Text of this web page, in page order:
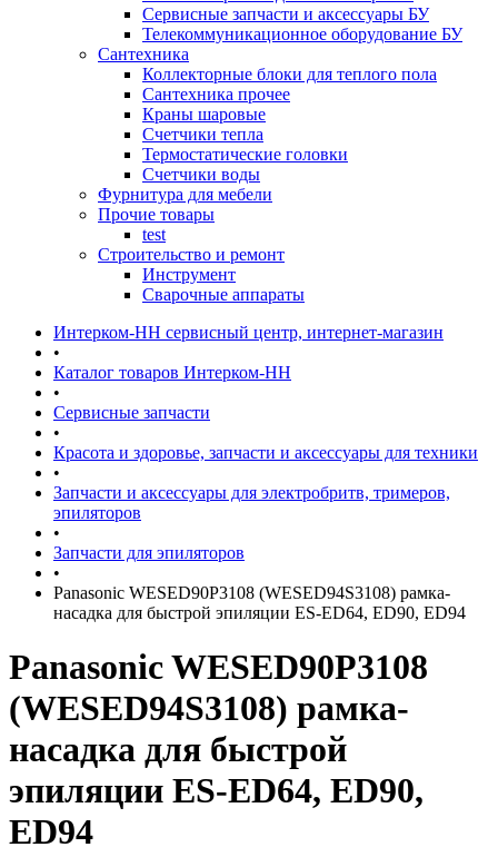
Сервисные запчасти и аксессуары БУ
Телекоммуникационное оборудование БУ
Сантехника
Коллекторные блоки для теплого пола
Сантехника прочее
Краны шаровые
Счетчики тепла
Термоcтатические головки
Счетчики воды
Фурнитура для мебели
Прочие товары
test
Строительство и ремонт
Инструмент
Сварочные аппараты
Интерком-НН сервисный центр, интернет-магазин
•
Каталог товаров Интерком-НН
•
Сервисные запчасти
•
Красота и здоровье, запчасти и аксессуары для техники
•
Запчасти и аксессуары для электробритв, тримеров,
эпиляторов
•
Запчасти для эпиляторов
•
Panasonic WESED90P3108 (WESED94S3108) рамка-
насадка для быстрой эпиляции ES-ED64, ED90, ED94
Panasonic WESED90P3108
(WESED94S3108) рамка-
насадка для быстрой
эпиляции ES-ED64, ED90,
ED94